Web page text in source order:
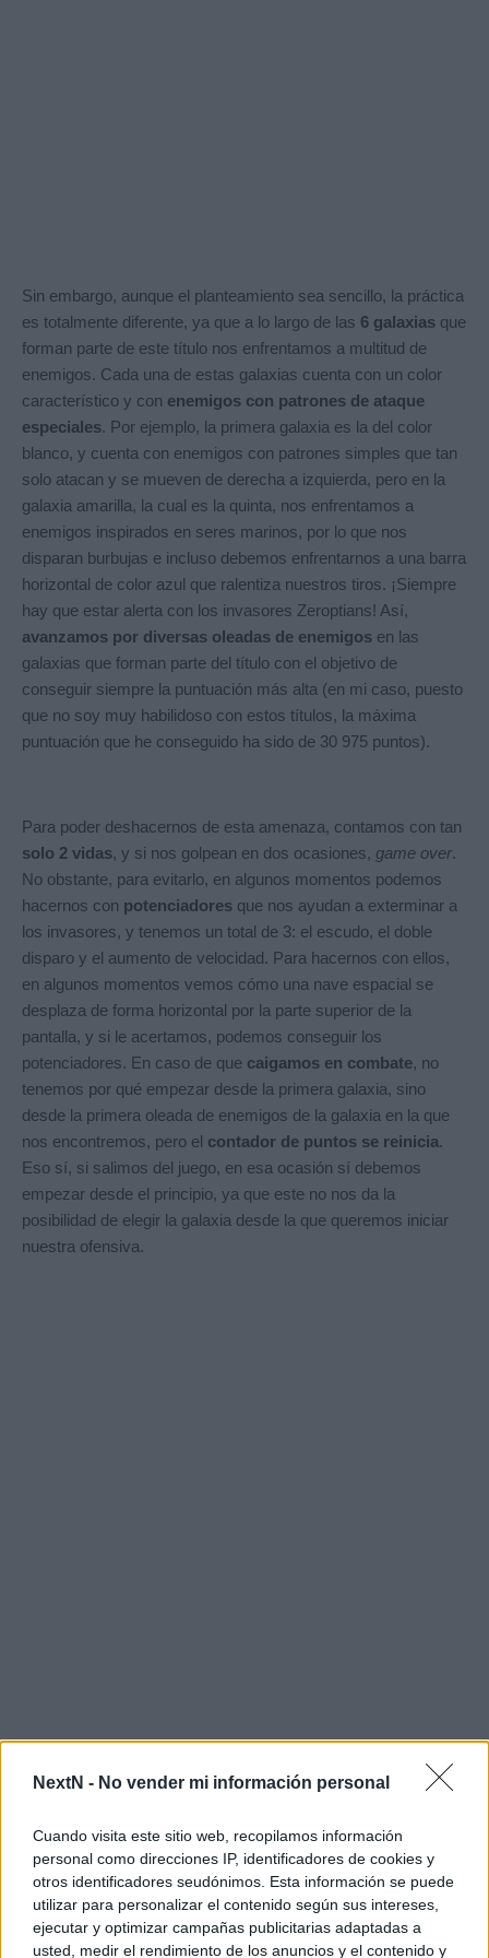
NextN - No vender mi información personal
Cuando visita este sitio web, recopilamos información
personal como direcciones IP, identificadores de cookies y
otros identificadores seudónimos. Esta información se puede
utilizar para personalizar el contenido según sus intereses,
ejecutar y optimizar campañas publicitarias adaptadas a
usted, medir el rendimiento de los anuncios y el contenido y
Sin embargo, aunque el planteamiento sea sencillo, la práctica
es totalmente diferente, ya que a lo largo de las 6 galaxias que
forman parte de este título nos enfrentamos a multitud de
enemigos. Cada una de estas galaxias cuenta con un color
característico y con enemigos con patrones de ataque
especiales. Por ejemplo, la primera galaxia es la del color
blanco, y cuenta con enemigos con patrones simples que tan
solo atacan y se mueven de derecha a izquierda, pero en la
galaxia amarilla, la cual es la quinta, nos enfrentamos a
enemigos inspirados en seres marinos, por lo que nos
disparan burbujas e incluso debemos enfrentarnos a una barra
horizontal de color azul que ralentiza nuestros tiros. ¡Siempre
hay que estar alerta con los invasores Zeroptians! Así,
avanzamos por diversas oleadas de enemigos en las
galaxias que forman parte del título con el objetivo de
conseguir siempre la puntuación más alta (en mi caso, puesto
que no soy muy habilidoso con estos títulos, la máxima
puntuación que he conseguido ha sido de 30 975 puntos).
Para poder deshacernos de esta amenaza, contamos con tan
solo 2 vidas, y si nos golpean en dos ocasiones, game over.
No obstante, para evitarlo, en algunos momentos podemos
hacernos con potenciadores que nos ayudan a exterminar a
los invasores, y tenemos un total de 3: el escudo, el doble
disparo y el aumento de velocidad. Para hacernos con ellos,
en algunos momentos vemos cómo una nave espacial se
desplaza de forma horizontal por la parte superior de la
pantalla, y si le acertamos, podemos conseguir los
potenciadores. En caso de que caigamos en combate, no
tenemos por qué empezar desde la primera galaxia, sino
desde la primera oleada de enemigos de la galaxia en la que
nos encontremos, pero el contador de puntos se reinicia.
Eso sí, si salimos del juego, en esa ocasión sí debemos
empezar desde el principio, ya que este no nos da la
posibilidad de elegir la galaxia desde la que queremos iniciar
nuestra ofensiva.
Aún así, es necesario destacar que este juego cuenta con una
curva de dificultad totalmente equilibradaque añade
enemigos con patrones de ataque más complejos a medida
que avanzamos por las galaxias, y aunque en algunos
momentos pueda parecer frustrante, no lo es en ningún